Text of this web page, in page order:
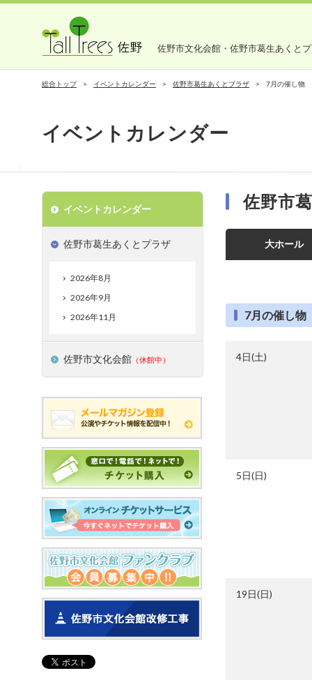
佐野市文化会館・佐野市葛生あくと
総合トップ イベントカレンダー 佐野市葛生あくとプラザ 7月の催し物
イベントカレンダー
佐野市
大ホール
7月の催し物
4日(土)
5日(日)
19日(日)
イベントカレンダー
佐野市葛生あくとプラザ
2026年8月
2026年9月
2026年11月
佐野市文化会館 （休館中）